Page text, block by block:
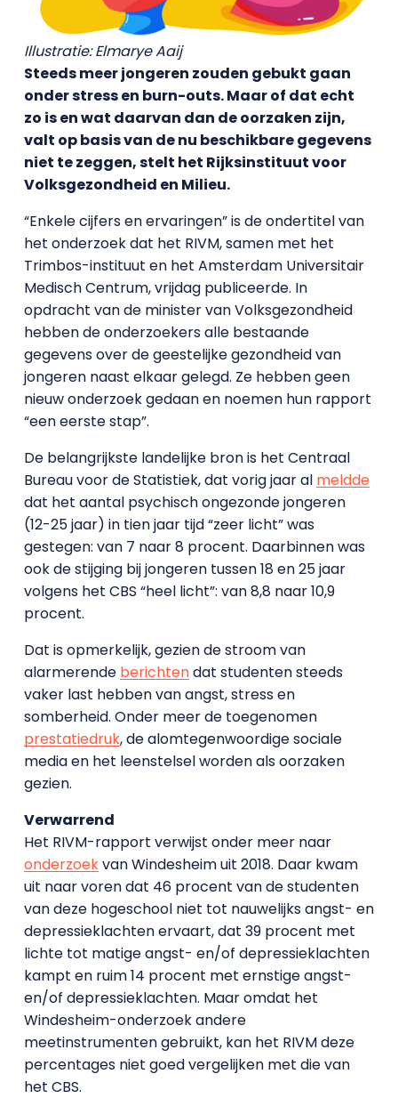
Illustratie: Elmarye Aaij
Steeds meer jongeren zouden gebukt gaan
onder stress en burn-outs. Maar of dat echt
zo is en wat daarvan dan de oorzaken zijn,
valt op basis van de nu beschikbare gegevens
niet te zeggen, stelt het Rijksinstituut voor
Volksgezondheid en Milieu.
“Enkele cijfers en ervaringen” is de ondertitel van
het onderzoek dat het RIVM, samen met het
Trimbos-instituut en het Amsterdam Universitair
Medisch Centrum, vrijdag publiceerde. In
opdracht van de minister van Volksgezondheid
hebben de onderzoekers alle bestaande
gegevens over de geestelijke gezondheid van
jongeren naast elkaar gelegd. Ze hebben geen
nieuw onderzoek gedaan en noemen hun rapport
“een eerste stap”.
De belangrijkste landelijke bron is het Centraal
Bureau voor de Statistiek, dat vorig jaar al meldde
dat het aantal psychisch ongezonde jongeren
(12-25 jaar) in tien jaar tijd “zeer licht” was
gestegen: van 7 naar 8 procent. Daarbinnen was
ook de stijging bij jongeren tussen 18 en 25 jaar
volgens het CBS “heel licht”: van 8,8 naar 10,9
procent.
Dat is opmerkelijk, gezien de stroom van
alarmerende berichtendat studenten steeds
vaker last hebben van angst, stress en
somberheid. Onder meer de toegenomen
prestatiedruk, de alomtegenwoordige sociale
media en het leenstelsel worden als oorzaken
gezien.
Verwarrend
Het RIVM-rapport verwijst onder meer naar
onderzoekvan Windesheim uit 2018. Daar kwam
uit naar voren dat 46 procent van de studenten
van deze hogeschool niet tot nauwelijks angst- en
depressieklachten ervaart, dat 39 procent met
lichte tot matige angst- en/of depressieklachten
kampt en ruim 14 procent met ernstige angst-
en/of depressieklachten. Maar omdat het
Windesheim-onderzoek andere
meetinstrumenten gebruikt, kan het RIVM deze
percentages niet goed vergelijken met die van
het CBS.